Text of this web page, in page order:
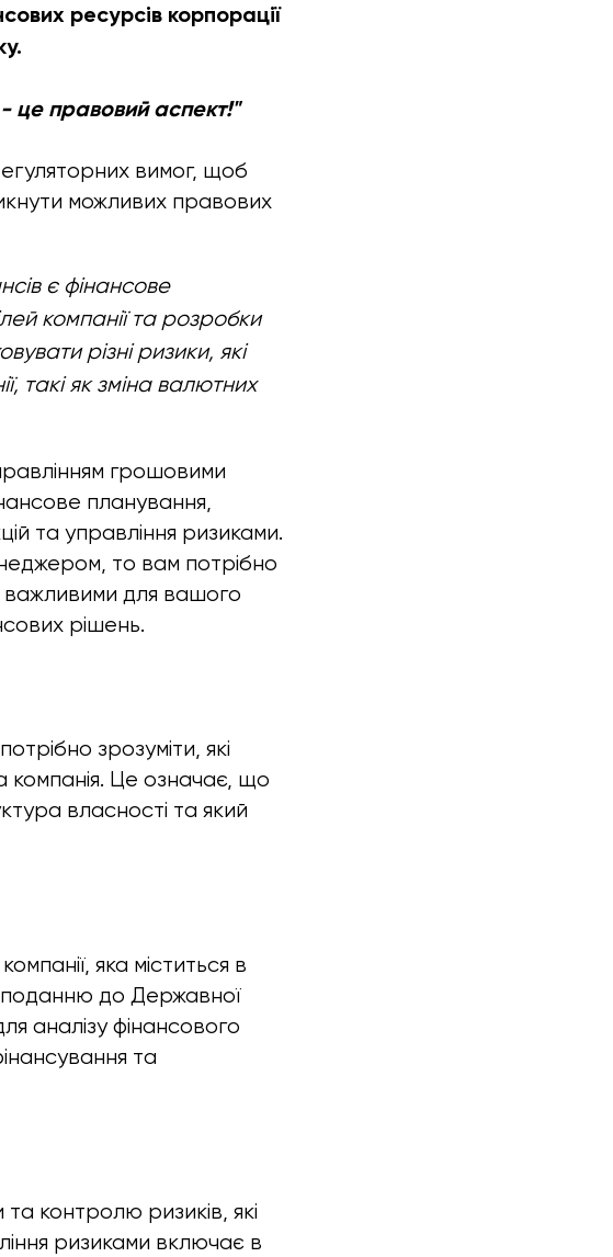
ресурсів корпорації
це правовий аспект!"
вимог, щоб
можливих правових
є фінансове
компанії та розробки
різні ризики, які
такі як зміна валютних
грошовими
планування,
та управління ризиками.
то вам потрібно
важливими для вашого
рішень.
зрозуміти, які
компанія. Це означає, що
власності та який
яка міститься в
поданню до Державної
аналізу фінансового
та
контролю ризиків, які
ризиками включає в